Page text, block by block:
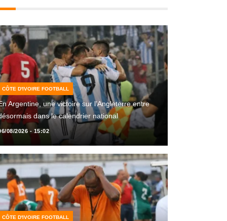
CÔTE D'IVOIRE FOOTBALL
Argentine, une victoire sur l’Angleterre entre
dans le calendrier national
08/2026 - 15:02
CÔTE D'IVOIRE FOOTBALL